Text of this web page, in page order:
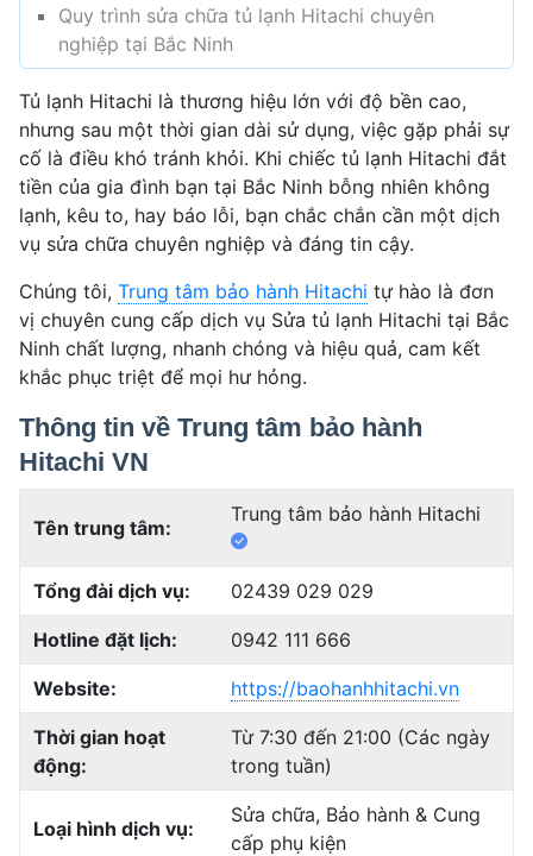
Quy trình sửa chữa tủ lạnh Hitachi chuyên
nghiệp tại Bắc Ninh
Tủ lạnh Hitachi là thương hiệu lớn với độ bền cao,
nhưng sau một thời gian dài sử dụng, việc gặp phải sự
cố là điều khó tránh khỏi. Khi chiếc tủ lạnh Hitachi đắt
tiền của gia đình bạn tại Bắc Ninh bỗng nhiên không
lạnh, kêu to, hay báo lỗi, bạn chắc chắn cần một dịch
vụ sửa chữa chuyên nghiệp và đáng tin cậy.
Chúng tôi, Trung tâm bảo hành Hitachi tự hào là đơn
vị chuyên cung cấp dịch vụ Sửa tủ lạnh Hitachi tại Bắc
Ninh chất lượng, nhanh chóng và hiệu quả, cam kết
khắc phục triệt để mọi hư hỏng.
Thông tin về Trung tâm bảo hành
Hitachi VN
Tên trung tâm:
Trung tâm bảo hành Hitachi
Tổng đài dịch vụ: 02439 029 029
Hotline đặt lịch: 0942 111 666
Website: https://baohanhhitachi.vn
Thời gian hoạt
động:
Từ 7:30 đến 21:00 (Các ngày
trong tuần)
Loại hình dịch vụ:
Sửa chữa, Bảo hành & Cung
cấp phụ kiện